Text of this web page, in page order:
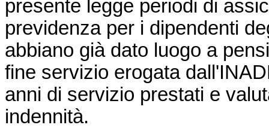
presente legge periodi di
previdenza per i dipendenti
abbiano già dato luogo a
fine servizio erogata
anni di servizio prestati e
indennità.